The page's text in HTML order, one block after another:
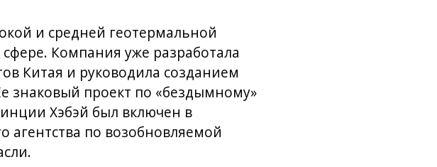
и средней геотермальной
Компания уже разработала
Китая и руководила созданием
знаковый проект по «бездымному»
Хэбэй был включен в
по возобновляемой